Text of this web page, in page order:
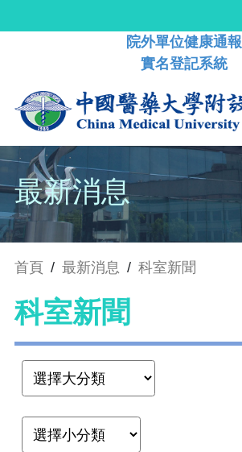
院外單位健康通報
實名登記系統
最新消息
首頁 / 最新消息 / 科室新聞
科室新聞